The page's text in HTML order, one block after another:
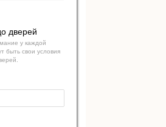
дверей
у каждой
быть свои условия